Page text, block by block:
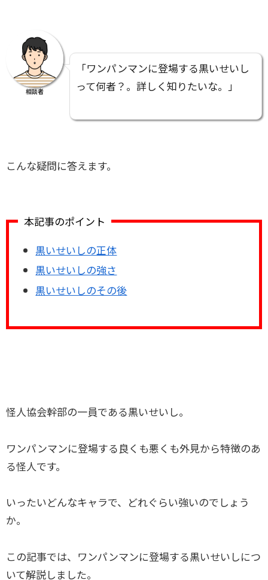
相談者
「ワンパンマンに登場する黒いせいし
って何者？。詳しく知りたいな。」
こんな疑問に答えます。
本記事のポイント
黒いせいしの正体
黒いせいしの強さ
黒いせいしのその後
怪人協会幹部の一員である黒いせいし。
ワンパンマンに登場する良くも悪くも外見から特徴のあ
る怪人です。
いったいどんなキャラで、どれぐらい強いのでしょう
か。
この記事では、ワンパンマンに登場する黒いせいしにつ
いて解説しました。